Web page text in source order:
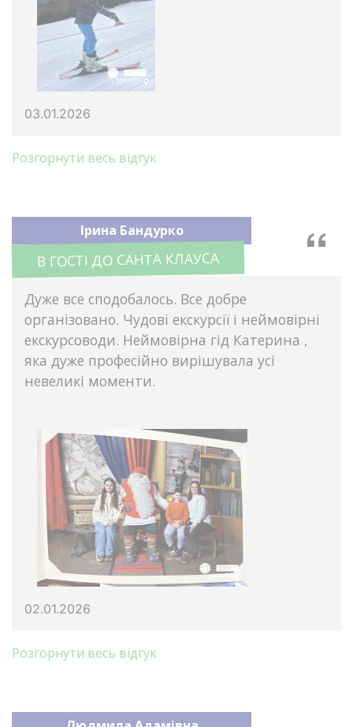
03.01.2026
Розгорнути весь відгук
В ГОСТІ ДО САНТА КЛАУСА
Дуже все сподобалось. Все добре
організовано. Чудові екскурсії і неймовірні
екскурсоводи. Неймовірна гід Катерина ,
яка дуже професійно вирішувала усі
невеликі моменти.
02.01.2026
Розгорнути весь відгук
Ірина Бандурко